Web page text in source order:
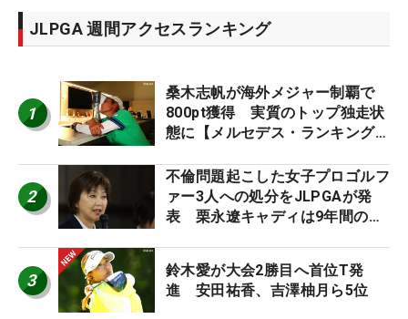
JLPGA 週間アクセスランキング
1
桑木志帆が海外メジャー制覇で
800pt獲得 実質のトップ独走状
態に【メルセデス・ランキング番
2
不倫問題起こした女子プロゴルフ
ァー3人への処分をJLPGAが発
表 栗永遼キャディは9年間の立
3
鈴木愛が大会2勝目へ首位T発
進 安田祐香、吉澤柚月ら5位